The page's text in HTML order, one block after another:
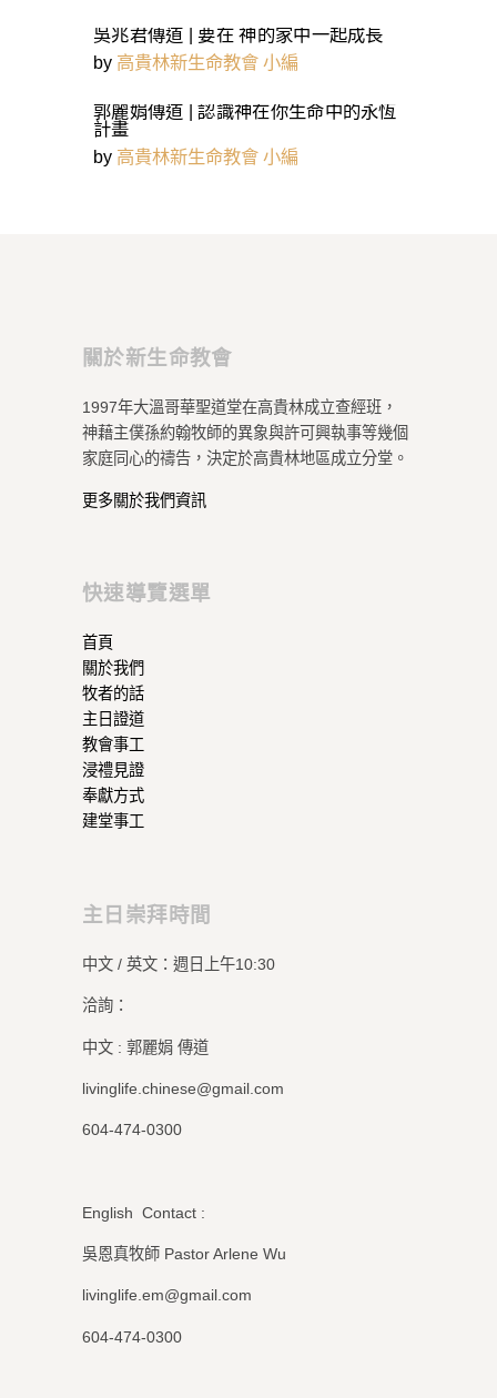
吳兆君傳道 | 要在 神的家中一起成長
by 高貴林新生命教會 小編
郭麗娟傳道 | 認識神在你生命中的永恆
計畫
by 高貴林新生命教會 小編
關於新生命教會
1997年大溫哥華聖道堂在高貴林成立查經班，
神藉主僕孫約翰牧師的異象與許可興執事等幾個
家庭同心的禱告，決定於高貴林地區成立分堂。
更多關於我們資訊
快速導覽選單
首頁
關於我們
牧者的話
主日證道
教會事工
浸禮見證
奉獻方式
建堂事工
主日崇拜時間
中文 / 英文：週日上午10:30
洽詢：
中文 : 郭麗娟 傳道
livinglife.chinese@gmail.com
604-474-0300
English Contact :
吳恩真牧師 Pastor Arlene Wu
livinglife.em@gmail.com
604-474-0300